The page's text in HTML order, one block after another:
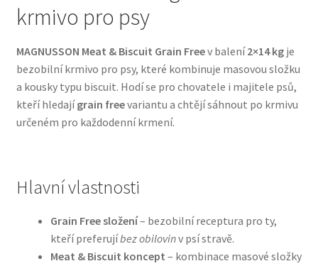
Bozita pro psy — Švédské krmivo s nordickou kvalitou
Brit pro psy
Granule pro psy
Hill’s pro psy
krmivo pro psy
MAGNUSSON Meat & Biscuit Grain Freev balení2×14 kgje
bezobilní krmivo pro psy, které kombinuje masovou složku
a kousky typu biscuit. Hodí se pro chovatele i majitele psů,
kteří hledajígrain freevariantu a chtějí sáhnout po krmivu
určeném pro každodenní krmení.
Hlavní vlastnosti
Grain Free složení– bezobilní receptura pro ty,
kteří preferujíbez obilovinv psí stravě.
Meat & Biscuit koncept – kombinace masové složky